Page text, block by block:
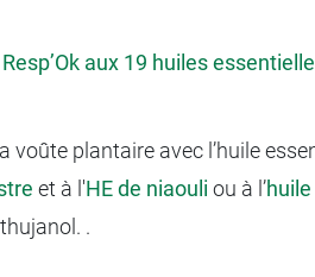
aux 19 huiles
voûte plantaire avec l’huile
et à l'HEde niaouli ou à l’
.